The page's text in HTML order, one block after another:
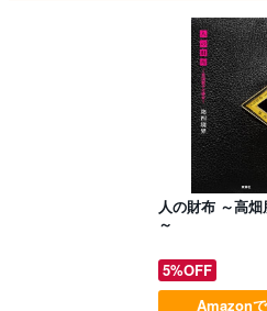
人の財布 ～高
～
5%OFF
Amazon